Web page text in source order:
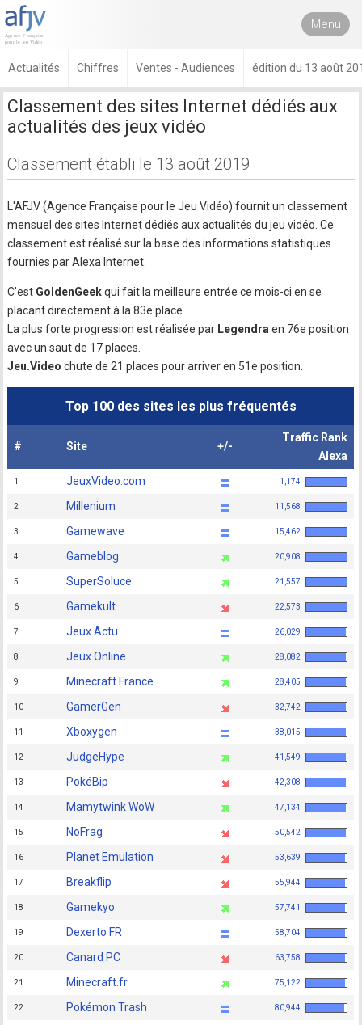
Menu
Actualités Chiffres Ventes - Audiences édition du 13 août
Classement des sites Internet dédiés aux
actualités des jeux vidéo
Classement établi le 13 août 2019
L'AFJV (Agence Française pour le Jeu Vidéo) fournit un classement
mensuel des sites Internet dédiés aux actualités du jeu vidéo. Ce
classement est réalisé sur la base des informations statistiques
fournies par Alexa Internet.
C'est GoldenGeekqui fait la meilleure entrée ce mois-ci en se
placant directement à la 83e place.
La plus forte progression est réalisée par Legendra en 76e position
avec un saut de 17 places.
Jeu.Video chute de 21 places pour arriver en 51e position.
Top 100 des sites les plus fréquentés
# Site +/-
Traffic Rank
Alexa
1 JeuxVideo.com 1,174
2 Millenium 11,568
3 Gamewave 15,462
4 Gameblog 20,908
5 SuperSoluce 21,557
6 Gamekult 22,573
7 Jeux Actu 26,029
8 Jeux Online 28,082
9 Minecraft France 28,405
10 GamerGen 32,742
11 Xboxygen 38,015
12 JudgeHype 41,549
13 PokéBip 42,308
14 Mamytwink WoW 47,134
15 NoFrag 50,542
16 Planet Emulation 53,639
17 Breakflip 55,944
18 Gamekyo 57,741
19 Dexerto FR 58,704
20 Canard PC 63,758
21 Minecraft.fr 75,122
22 Pokémon Trash 80,944